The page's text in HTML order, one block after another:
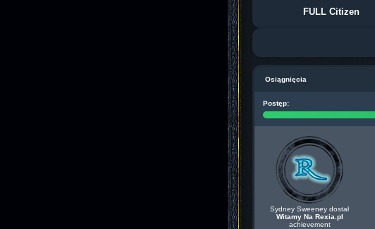
FULL Citizen
Osiągnięcia
Postęp:
Sydney Sweeney dostał
Witamy Na Rexia.pl
achievement